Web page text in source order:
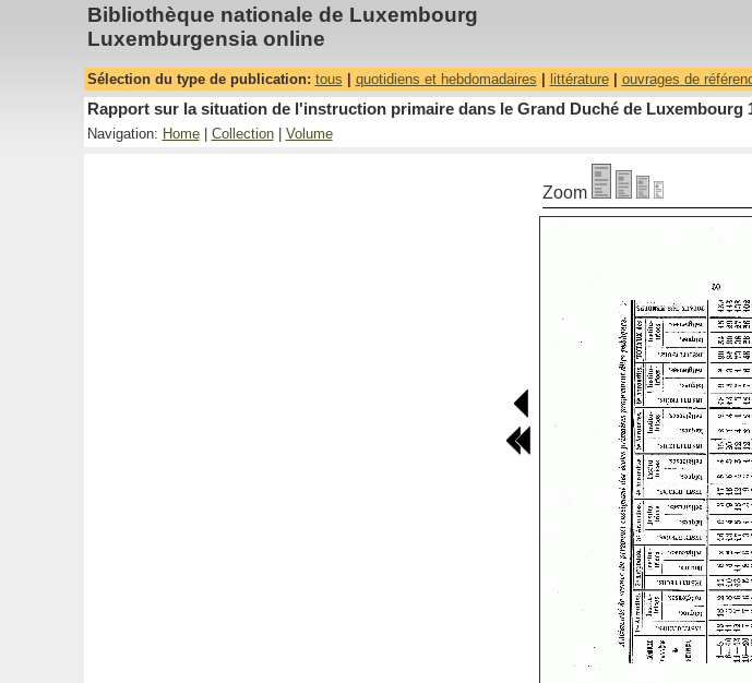
Bibliothèque nationale de Luxembourg
Luxemburgensia online
Sélection du type de publication: tous quotidiens et hebdomadaires littérature| ouvrages de
Rapport sur la situation de l'instruction primaire dans le Grand Duché de Luxembourg
Navigation: Home| Collection| Volume
Zoom